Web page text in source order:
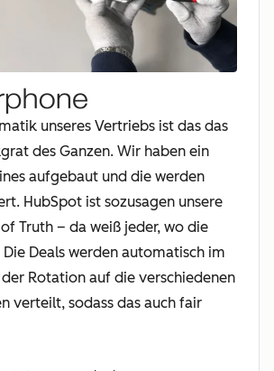
unseres Vertriebs ist das das
des Ganzen. Wir haben ein
aufgebaut und die werden
HubSpot ist sozusagen unsere
Truth – da weiß jeder, wo die
Die Deals werden automatisch im
der Rotation auf die verschiedenen
verteilt, sodass das auch fair